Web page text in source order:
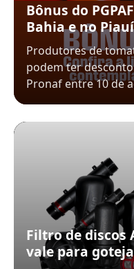
Bônus do
Bahia e no
Produtores de
podem ter
Pronaf entre 10 de
Filtro de discos
vale para